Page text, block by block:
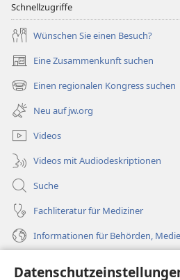
Schnellzugriffe
Wünschen Sie einen Besuch?
Eine Zusammenkunft suchen
(öffnet
neues
Fenster)
Einen regionalen Kongress suchen
(öffnet
neues
Fenster)
Neu auf jw.org
Videos
Videos mit Audiodeskriptionen
Suche
Fachliteratur für Mediziner
Informationen für Behörden,